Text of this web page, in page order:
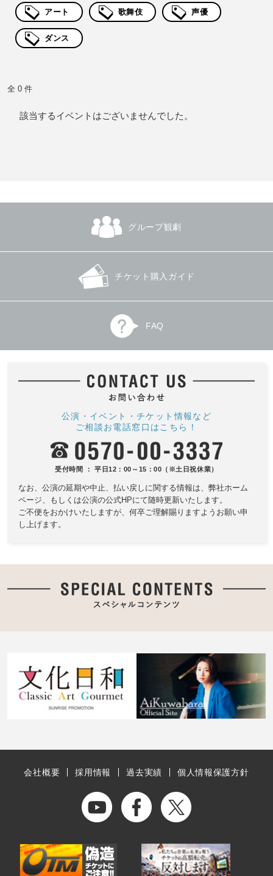
アート 歌舞伎 声優
ダンス
全 0 件
該当するイベントはございませんでした。
グループ観劇
チケット購入ガイド
FAQ
公演・イベント・チケット情報など
ご相談お電話窓口はこちら！
受付時間 ： 平日12：00～15：00（※土日祝休業）
なお、公演の延期や中止、払い戻しに関する情報は、 弊社ホーム
ページ、もしくは公演の公式HPにて随時更新いたします。
ご不便をおかけいたしますが、何卒ご理解賜りますようお願い申
し上げます。
会社概要 採用情報 過去実績 個人情報保護方針